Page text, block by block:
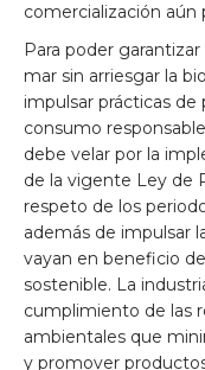
comercialización
Para poder
mar sin arriesgar la
impulsar prácticas
consumo
debe velar por la
de la vigente Ley de
respeto de los
además de impulsar
vayan en beneficio
sostenible. La
cumplimiento de las
ambientales que
y promover